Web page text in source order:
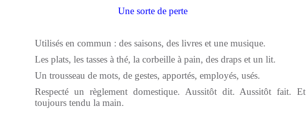
Une sorte de perte
Utilisés en commun : des saisons, des livres et une musique.
Les plats, les tasses à thé, la corbeille à pain, des draps et un lit.
Un trousseau de mots, de gestes, apportés, employés, usés.
Respecté un règlement domestique. Aussitôt dit. Aussitôt fait. Et
toujours tendu la main.